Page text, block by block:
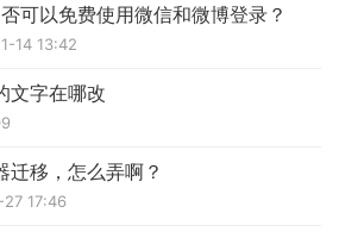
可以免费使用微信和微博登录？
14 13:42
文字在哪改
迁移，怎么弄啊？
17:46